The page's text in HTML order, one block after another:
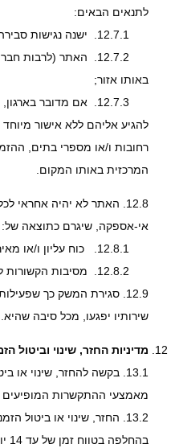
לתנאים הבאים:
ישנה נגישות
האתר (לרבות
באותו אזור;
אם מדובר בארגון,
להגיע אליהם ללא אישור
רחובות ו/או מספרי בתים,
המרכזית באותו המקום.
12.8.
האתר לא יהיה אחראי
אי-אספקה, שיגרם כתוצאה של:
כוח עליון ו/או
מסיבות הקשורות
12.9. סגירת המשק כך שפעילות
שירותיו יפגעו, מכל סיבה שהיא.
מדיניות החזר, שינוי וביטול
13.1. בקשה להחזר, שינוי או
מאמצעי ההתקשרות המופיעים
13.2.
החזר, שינוי או ביטול
בהחלפה בטווח זמן של עד 14 יום לאחר קבלת הלקוח את ההזמנה.